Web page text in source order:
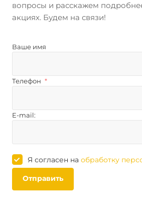
вопросы и расскажем
акциях. Будем на связи!
Ваше имя
Телефон *
E-mail:
Я согласен на обработку
Отправить